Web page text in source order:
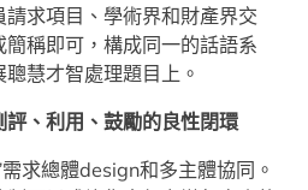
求項目、學術界和財產界交
稱即可，構成同一的話語系
慧才智處理題目上。
、利用、鼓勵的良性閉環
求總體design和多主體協同。